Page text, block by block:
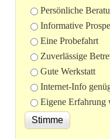
Auswahlmöglichkeiten
Persönliche
Informative
Eine Probefahrt
Zuverlässige
Gute Werkstatt
Internet-Info
Eigene Erfahrung